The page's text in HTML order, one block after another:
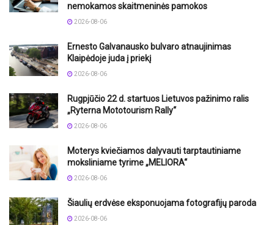
nemokamos skaitmeninės pamokos
2026-08-06
Ernesto Galvanausko bulvaro atnaujinimas
Klaipėdoje juda į priekį
2026-08-06
Rugpjūčio 22 d. startuos Lietuvos pažinimo ralis
„Ryterna Mototourism Rally“
2026-08-06
Moterys kviečiamos dalyvauti tarptautiniame
moksliniame tyrime „MELIORA“
2026-08-06
Šiaulių erdvėse eksponuojama fotografijų paroda
2026-08-06